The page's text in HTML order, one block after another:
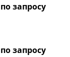
по запросу
по запросу